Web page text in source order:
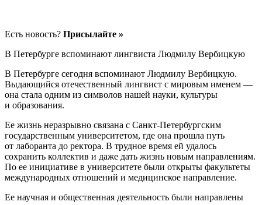
Есть новость? Присылайте »
В Петербурге вспоминают лингвиста Людмилу Вербицкую
В Петербурге сегодня вспоминают Людмилу Вербицкую.
Выдающийся отечественный лингвист с мировым именем —
она стала одним из символов нашей науки, культуры
и образования.
Ее жизнь неразрывно связана с Санкт-Петербургским
государственным университетом, где она прошла путь
от лаборанта до ректора. В трудное время ей удалось
сохранить коллектив и даже дать жизнь новым направлениям.
По ее инициативе в университете были открыты факультеты
международных отношений и медицинское направление.
Ее научная и общественная деятельность были направлены